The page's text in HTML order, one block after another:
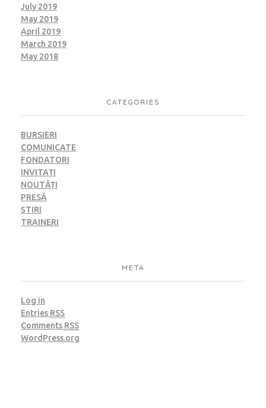
July 2019
May 2019
April 2019
March 2019
May 2018
CATEGORIES
BURSIERI
COMUNICATE
FONDATORI
INVITAȚI
NOUTĂȚI
PRESĂ
ȘTIRI
TRAINERI
META
Log in
Entries RSS
Comments RSS
WordPress.org